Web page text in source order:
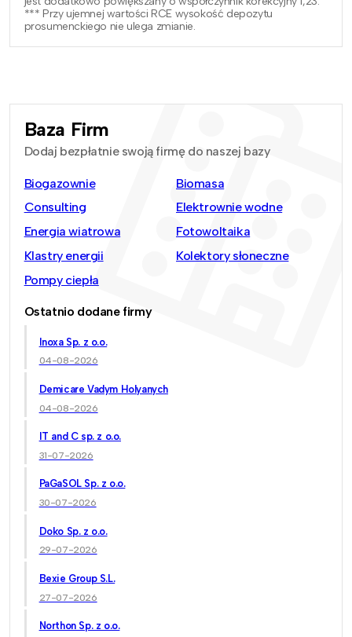
*** Przy ujemnej wartości RCE wysokość depozytu
prosumenckiego nie ulega zmianie.
Baza Firm
Dodaj bezpłatnie swoją firmę do naszej bazy
Biogazownie
Biomasa
Consulting
Elektrownie wodne
Energia wiatrowa
Fotowoltaika
Klastry energii
Kolektory słoneczne
Pompy ciepła
Ostatnio dodane firmy
Inoxa Sp. z o.o.
04-08-2026
Demicare Vadym Holyanych
04-08-2026
IT and C sp. z o.o.
31-07-2026
PaGaSOL Sp. z o.o.
30-07-2026
Doko Sp. z o.o.
29-07-2026
Bexie Group S.L.
27-07-2026
Northon Sp. z o.o.